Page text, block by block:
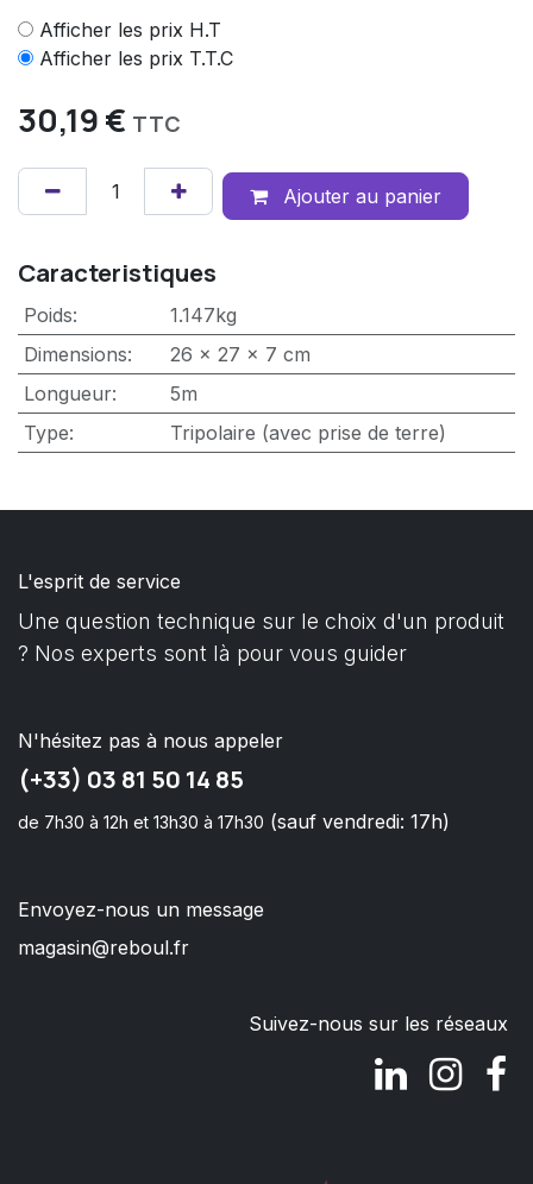
Afficher les prix H.T
Afficher les prix T.T.C
30,19€ TTC
Ajouter au panier
Caracteristiques
Poids:
1.147kg
Dimensions:
26 x 27 x 7 cm
Longueur:
5m
Type: Tripolaire (avec prise de terre)
L'esprit de service
Une question technique sur le choix d'un produit
? Nos experts sont là pour vous guider
N'hésitez pas à nous appeler
(+33) 03 81 50 14 85
de 7h30 à 12h et 13h30 à 17h30 (sauf vendredi: 17h)
Envoyez-nous un message
magasin@reboul.fr
Suivez-nous sur les réseaux